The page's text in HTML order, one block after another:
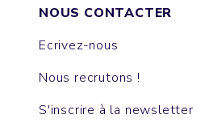
NOUS CONTACTER
Ecrivez-nous
Nous recrutons !
S'inscrire à la newsletter